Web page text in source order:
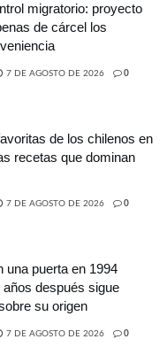
migratorio: proyecto
de cárcel los
7 DE AGOSTO DE 2026 0
de los chilenos en
recetas que dominan
7 DE AGOSTO DE 2026 0
una puerta en 1994
después sigue
su origen
7 DE AGOSTO DE 2026 0